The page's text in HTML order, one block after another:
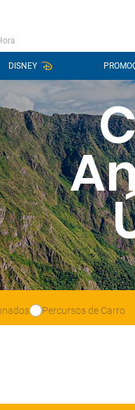
DISNEY
Percursos de Carro